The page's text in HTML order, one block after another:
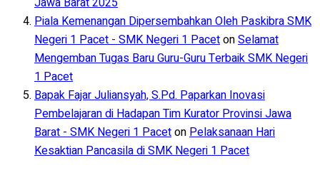
Piala Kemenangan Dipersembahkan Oleh Paskibra SMK
Negeri 1 Pacet - SMK Negeri 1 PacetonSelamat
Mengemban Tugas Baru Guru-Guru Terbaik SMK Negeri
1 Pacet
Bapak Fajar Juliansyah, S.Pd. Paparkan Inovasi
Pembelajaran di Hadapan Tim Kurator Provinsi Jawa
Barat - SMK Negeri 1 PacetonPelaksanaan Hari
Kesaktian Pancasila di SMK Negeri 1 Pacet